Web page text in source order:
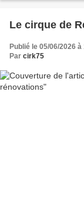
Le cirque de
Publié le 05/06/2026 à
Par cirk75